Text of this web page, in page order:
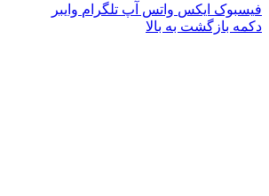
فیسبوک ایکس واتس آپ تلگرام وایبر
دکمه بازگشت به بالا